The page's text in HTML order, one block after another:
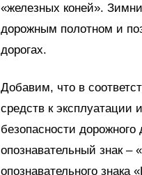
«железных коней».
дорожным полотном и
дорогах.
Добавим, что в
средств к эксплуатации
безопасности
опознавательный знак
опознавательного